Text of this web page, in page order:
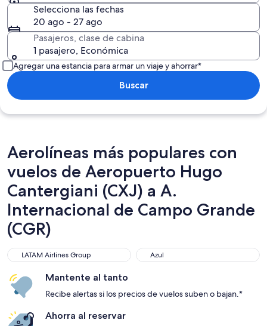
Selecciona las fechas
20 ago - 27 ago
Pasajeros, clase de cabina
1 pasajero, Económica
Agregar una estancia para armar un viaje y ahorrar*
Buscar
Aerolíneas más populares con
vuelos de Aeropuerto Hugo
Cantergiani (CXJ) a A.
Internacional de Campo Grande
(CGR)
LATAM Airlines Group
LATAM Airlines Group Azul
Azul
Mantente al tanto
Recibe alertas si los precios de vuelos suben o bajan.*
Ahorra al reservar